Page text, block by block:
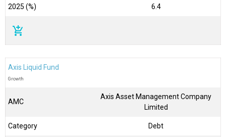
2025 (%) 6.4
add_shopping_cart
Axis Liquid Fund
Growth
AMC
Axis Asset Management Company
Limited
Category Debt